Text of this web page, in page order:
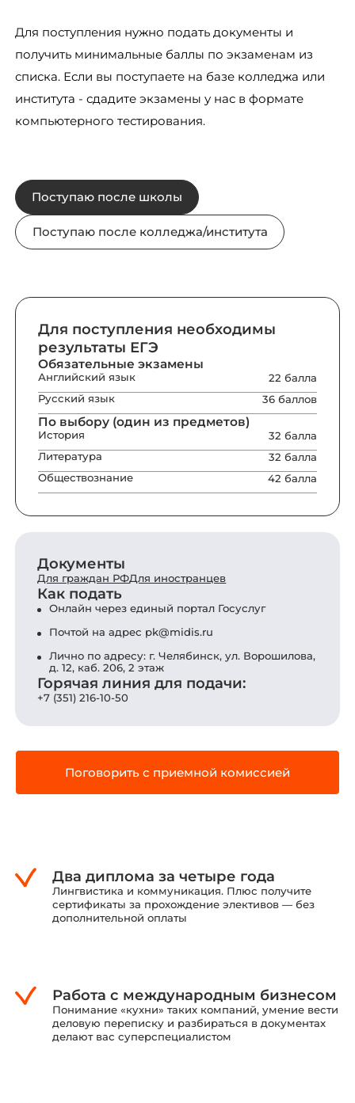
Для поступления нужно подать документы и
получить минимальные баллы по экзаменам из
списка. Если вы поступаете на базе колледжа или
института - сдадите экзамены у нас в формате
компьютерного тестирования.
Поступаю после школы
Поступаю после колледжа/института
Для поступления необходимы
результаты ЕГЭ
Обязательные экзамены
Английский язык
22 балла
Русский язык
36 баллов
По выбору (один из предметов)
История
32 балла
Литература
32 балла
Обществознание
42 балла
Документы
Для граждан РФДля иностранцев
Как подать
Онлайн через единый портал Госуслуг
Почтой на адрес pk@midis.ru
Лично по адресу: г. Челябинск, ул. Ворошилова,
д. 12, каб. 206, 2 этаж
Горячая линия для подачи:
+7 (351) 216-10-50
Поговорить с приемной комиссией
Два диплома за четыре года
Лингвистика и коммуникация. Плюс получите
сертификаты за прохождение элективов — без
дополнительной оплаты
Работа с международным бизнесом
Понимание «кухни» таких компаний, умение вести
деловую переписку и разбираться в документах
делают вас суперспециалистом